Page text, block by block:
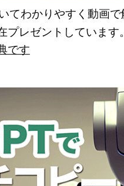
てわかりやすく動画
レゼントしています。
です